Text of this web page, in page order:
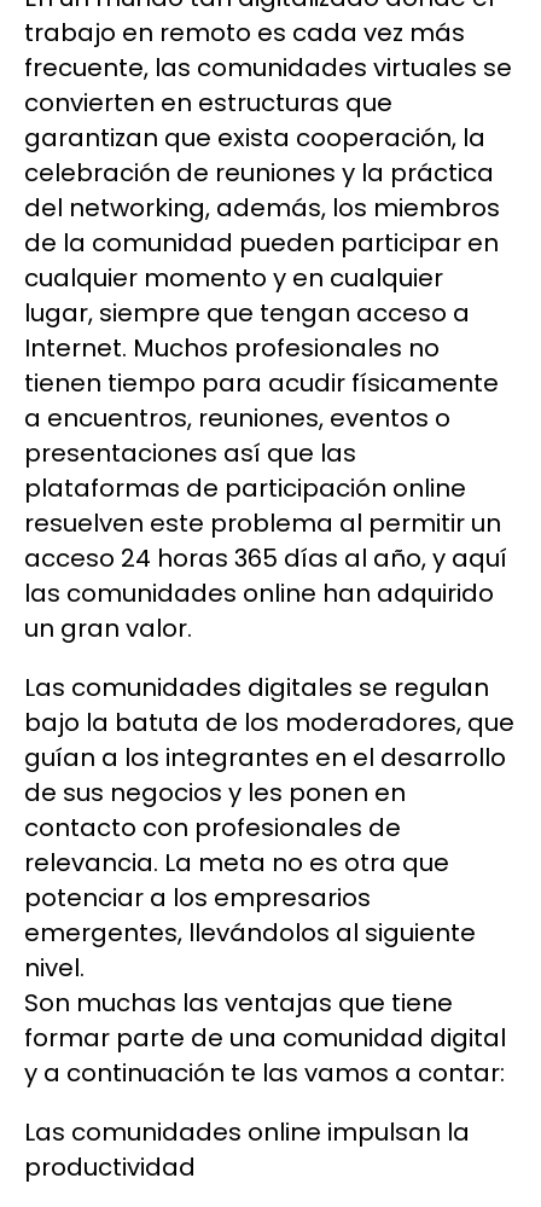
trabajo en remoto es cada vez más
frecuente, las comunidades virtuales se
convierten en estructuras que
garantizan que exista cooperación, la
celebración de reuniones y la práctica
del networking, además, los miembros
de la comunidad pueden participar en
cualquier momento y en cualquier
lugar, siempre que tengan acceso a
Internet. Muchos profesionales no
tienen tiempo para acudir físicamente
a encuentros, reuniones, eventos o
presentaciones así que las
plataformas de participación online
resuelven este problema al permitir un
acceso 24 horas 365 días al año, y aquí
las comunidades online han adquirido
un gran valor.
Las comunidades digitales se regulan
bajo la batuta de los moderadores, que
guían a los integrantes en el desarrollo
de sus negocios y les ponen en
contacto con profesionales de
relevancia. La meta no es otra que
potenciar a los empresarios
emergentes, llevándolos al siguiente
nivel.
Son muchas las ventajas que tiene
formar parte de una comunidad digital
y a continuación te las vamos a contar:
Las comunidades online impulsan la
productividad